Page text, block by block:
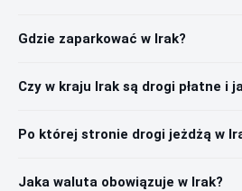
Gdzie zaparkować w Irak?
Czy w kraju Irak są drogi płatne i
Po której stronie drogi jeżdżą w
Jaka waluta obowiązuje w Irak?